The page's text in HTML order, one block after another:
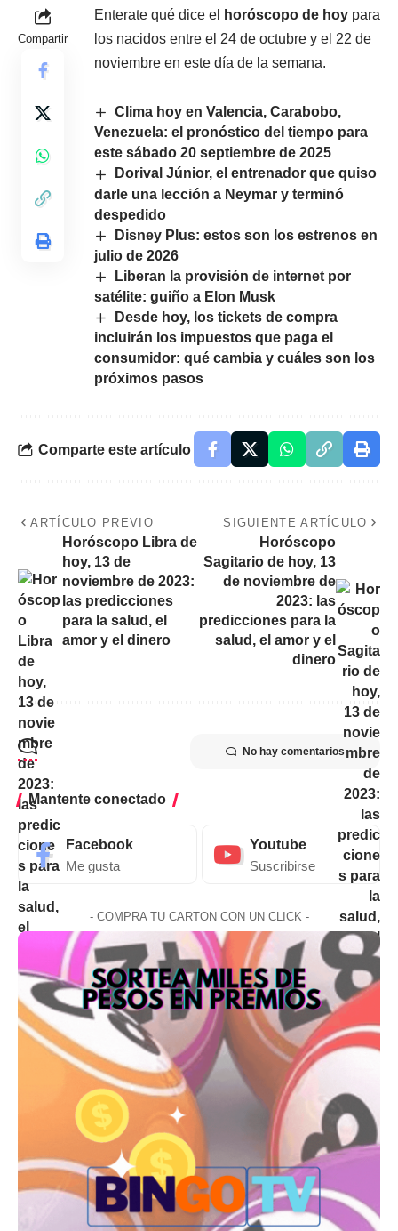
Compartir
Enterate qué dice el horóscopo de hoy para
los nacidos entre el 24 de octubre y el 22 de
noviembre en este día de la semana.
Clima hoy en Valencia, Carabobo,
Venezuela: el pronóstico del tiempo para
este sábado 20 septiembre de 2025
Dorival Júnior, el entrenador que quiso
darle una lección a Neymar y terminó
despedido
Disney Plus: estos son los estrenos en
julio de 2026
Liberan la provisión de internet por
satélite: guiño a Elon Musk
Desde hoy, los tickets de compra
incluirán los impuestos que paga el
consumidor: qué cambia y cuáles son los
próximos pasos
Comparte este artículo
ARTÍCULO PREVIO
Horóscopo Libra de
hoy, 13 de
noviembre de 2023:
las predicciones
para la salud, el
amor y el dinero
SIGUIENTE ARTÍCULO
Horóscopo
Sagitario de hoy, 13
de noviembre de
2023: las
predicciones para la
salud, el amor y el
dinero
No hay comentarios
Mantente conectado
Facebook
Me gusta
Youtube
Suscribirse
- COMPRA TU CARTON CON UN CLICK -